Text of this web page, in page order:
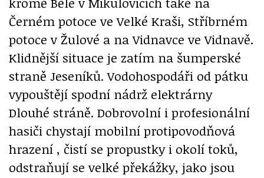
Černém potoce ve Velké Kraši, Stříbrném
potoce v Žulové a na Vidnavce ve Vidnavě.
Klidnější situace je zatím na šumperské
straně Jeseníků. Vodohospodáři od pátku
vypouštějí spodní nádrž elektrárny
Dlouhé stráně. Dobrovolní i profesionální
hasiči chystají mobilní protipovodňová
hrazení , čistí se propustky i okolí toků,
odstraňují se velké překážky, jako jsou